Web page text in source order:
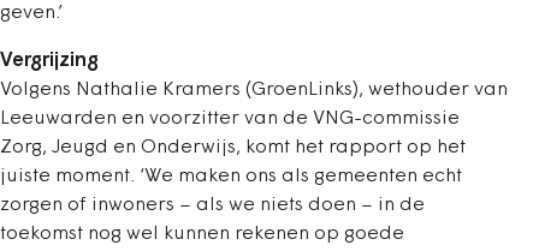
geven.’
Vergrijzing
Volgens Nathalie Kramers (GroenLinks), wethouder van
Leeuwarden en voorzitter van de VNG-commissie
Zorg, Jeugd en Onderwijs, komt het rapport op het
juiste moment. ‘We maken ons als gemeenten echt
zorgen of inwoners – als we niets doen – in de
toekomst nog wel kunnen rekenen op goede